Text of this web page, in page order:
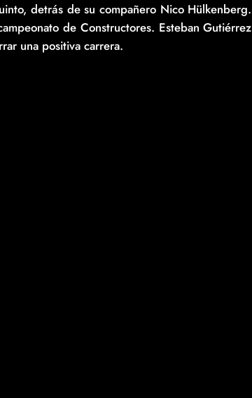
detrás de su compañero Nico Hülkenberg.
de Constructores. Esteban Gutiérrez
una positiva carrera.